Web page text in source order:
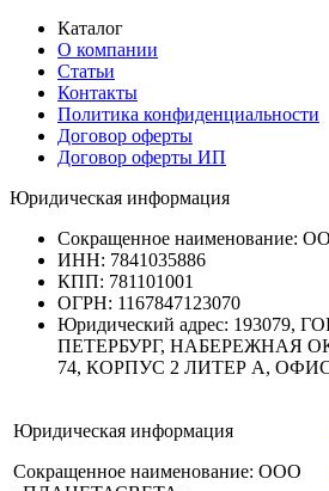
Каталог
О компании
Статьи
Контакты
Политика конфиденциальности
Договор оферты
Договор оферты ИП
Юридическая информация
Сокращенное наименование:
ИНН: 7841035886
КПП: 781101001
ОГРН: 1167847123070
Юридический адрес: 193079,
ПЕТЕРБУРГ, НАБЕРЕЖНАЯ
74, КОРПУС 2 ЛИТЕР А,
Юридическая информация
Сокращенное наименование: ООО